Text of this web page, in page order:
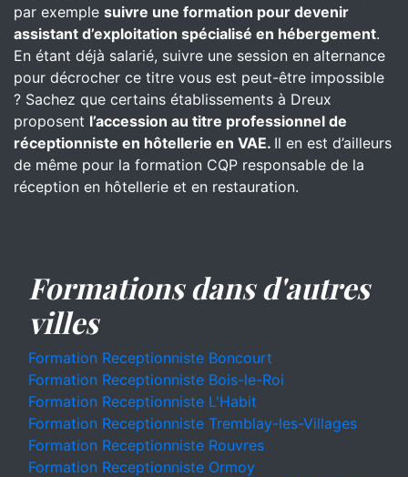
par exemple suivre une formation pour devenir
assistant d’exploitation spécialisé en hébergement.
En étant déjà salarié, suivre une session en alternance
pour décrocher ce titre vous est peut-être impossible
? Sachez que certains établissements à Dreux
proposent l’accession au titre professionnel de
réceptionniste en hôtellerie en VAE. Il en est d’ailleurs
de même pour la formation CQP responsable de la
réception en hôtellerie et en restauration.
Formations dans d'autres
villes
Formation Receptionniste Boncourt
Formation Receptionniste Bois-le-Roi
Formation Receptionniste L'Habit
Formation Receptionniste Tremblay-les-Villages
Formation Receptionniste Rouvres
Formation Receptionniste Ormoy